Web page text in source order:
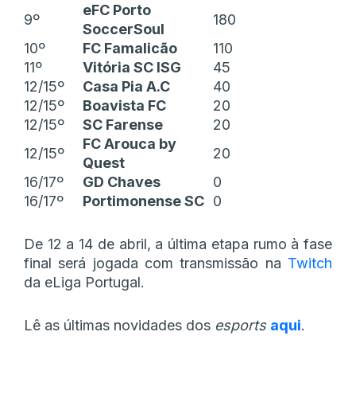
9º
eFC Porto
SoccerSoul
180
10º
FC Famalicão
110
11º
Vitória SC ISG
45
12/15º
Casa Pia A.C
40
12/15º
Boavista FC
20
12/15º
SC Farense
20
12/15º
FC Arouca by
Quest
20
16/17º
GD Chaves
0
16/17º
Portimonense SC 0
De 12 a 14 de abril, a última etapa rumo à fase
final será jogada com transmissão na Twitch
da eLiga Portugal.
Lê as últimas novidades dos esports aqui.